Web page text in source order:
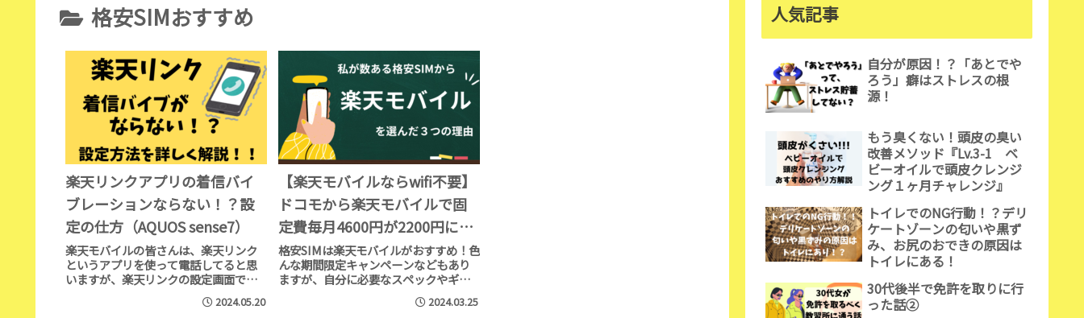
格安SIMおすすめ
楽天リンクアプリの着信バイ
ブレーションならない！？設
定の仕方（AQUOS sense7）
楽天モバイルの皆さんは、楽天リンク
というアプリを使って電話してると思
いますが、楽天リンクの設定画面でも
スマホの設定画面でも通知設定しても
バイブレーションならない・・・。と
2024.05.20
【楽天モバイルならwifi不要】
ドコモから楽天モバイルで固
定費毎月4600円が2200円にな
った！
格安SIMは楽天モバイルがおすすめ！色
んな期間限定キャンペーンなどもあり
ますが、自分に必要なスペックやギガ
数を知れば迷わずに選べます！ギガ数
ごとの料金比較表も載せてます。私は
2024.03.25
人気記事
自分が原因！？「あとでや
ろう」癖はストレスの根
源！
もう臭くない！頭皮の臭い
改善メソッド『Lv.3-1 ベ
ビーオイルで頭皮クレンジ
ング１ヶ月チャレンジ』
トイレでのNG行動！？デリ
ケートゾーンの匂いや黒ず
み、お尻のおできの原因は
トイレにある！
30代後半で免許を取りに行
った話②